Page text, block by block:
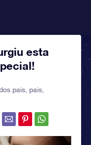
esta
pais, pais,